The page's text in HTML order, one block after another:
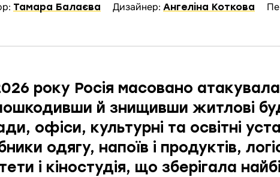
Тамара Балаєва Дизайнер: Ангеліна Коткова
року Росія масовано атакувала
пошкодивши й знищивши житлові
офіси, культурні та освітні
одягу, напоїв і продуктів,
і кіностудія, що зберігала